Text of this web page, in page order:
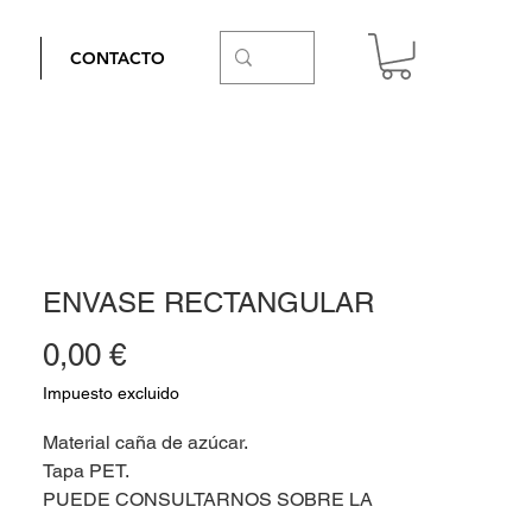
CONTACTO
ENVASE RECTANGULAR
0,00 €Precio
Impuesto excluido
Material caña de azúcar.
Tapa PET.
PUEDE CONSULTARNOS SOBRE LA